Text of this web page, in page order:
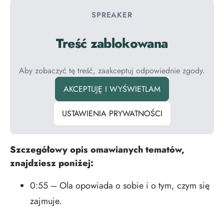
SPREAKER
Treść zablokowana
Aby zobaczyć tę treść, zaakceptuj odpowiednie zgody.
AKCEPTUJĘ I WYŚWIETLAM
USTAWIENIA PRYWATNOŚCI
Szczegółowy opis omawianych tematów,
znajdziesz poniżej:
0:55 – Ola opowiada o sobie i o tym, czym się
zajmuje.